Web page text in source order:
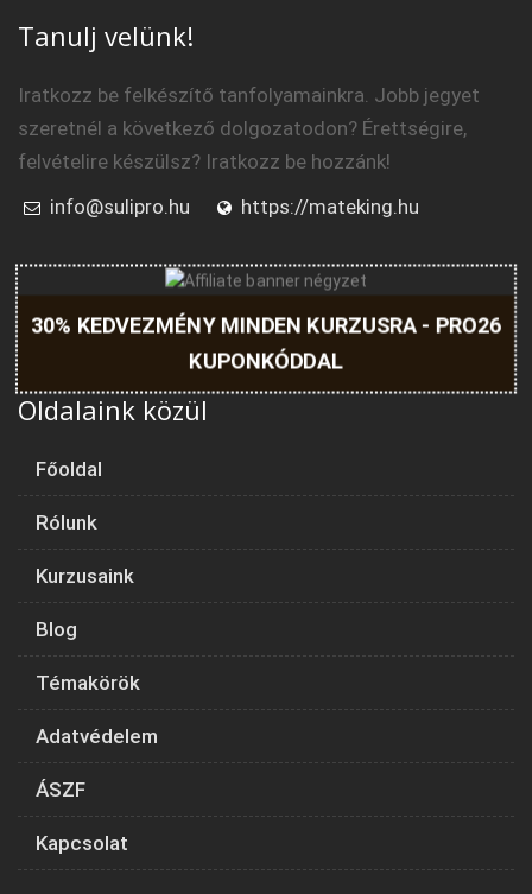
Tanulj velünk!
Iratkozz be felkészítő tanfolyamainkra. Jobb jegyet
szeretnél a következő dolgozatodon? Érettségire,
felvételire készülsz? Iratkozz be hozzánk!
info@sulipro.hu
https://mateking.hu
30% KEDVEZMÉNY MINDEN KURZUSRA - PRO26
KUPONKÓDDAL
Oldalaink közül
Főoldal
Rólunk
Kurzusaink
Blog
Témakörök
Adatvédelem
ÁSZF
Kapcsolat